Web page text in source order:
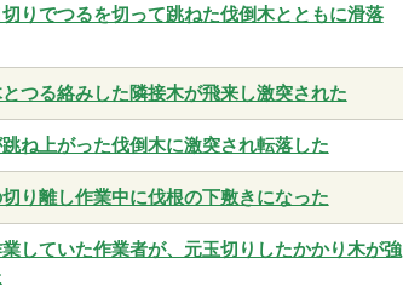
りでつるを切って跳ねた伐倒木とともに滑落
つる絡みした隣接木が飛来し激突された
ね上がった伐倒木に激突され転落した
り離し作業中に伐根の下敷きになった
していた作業者が、元玉切りしたかかり木が強